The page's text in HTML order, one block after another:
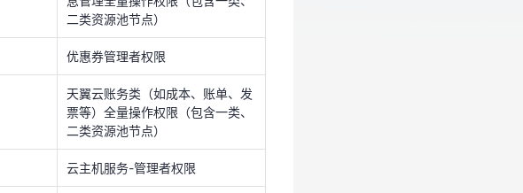
二类资源池节点）
云主机服务-管理者权限
虚拟私有云-管理者权限
负载均衡-管理者权限
二类资源池节点）
优惠券管理者权限
天翼云账务类（如成本、账单、发
票等）全量操作权限（包含一类、
二类资源池节点）
云主机服务-管理者权限